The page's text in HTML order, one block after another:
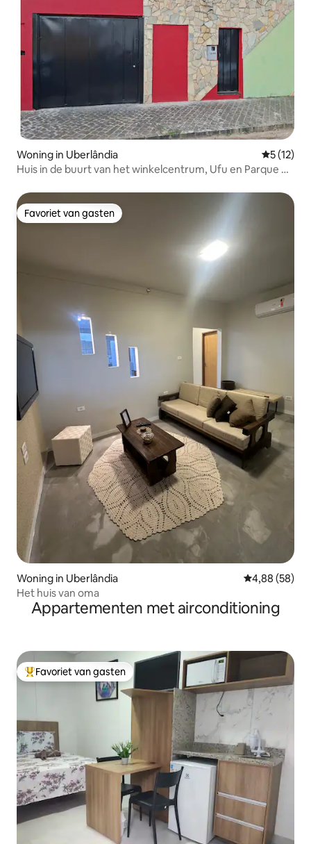
Woning in Uberlândia
5 (12)
Huis in de buurt van het winkelcentrum, Ufu en Parque do
Favoriet van gasten
Favoriet van gasten
Woning in Uberlândia Gemiddelde
4,88 (58)
Het huis van oma
Appartementen met airconditioning
Topfavoriet van gasten
Favoriet van gasten